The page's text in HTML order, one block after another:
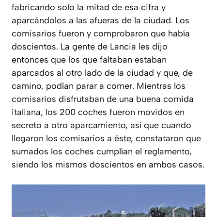
fabricando solo la mitad de esa cifra y
aparcándolos a las afueras de la ciudad. Los
comisarios fueron y comprobaron que había
doscientos. La gente de Lancia les dijo
entonces que los que faltaban estaban
aparcados al otro lado de la ciudad y que, de
camino, podían parar a comer. Mientras los
comisarios disfrutaban de una buena comida
italiana, los 200 coches fueron movidos en
secreto a otro aparcamiento, así que cuando
llegaron los comisarios a éste, constataron que
sumados los coches cumplían el reglamento,
siendo los mismos doscientos en ambos casos.